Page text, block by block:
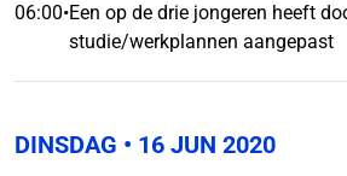
06:00•Een op de drie jongeren heeft
studie/werkplannen aangepast
DINSDAG • 16 JUN 2020